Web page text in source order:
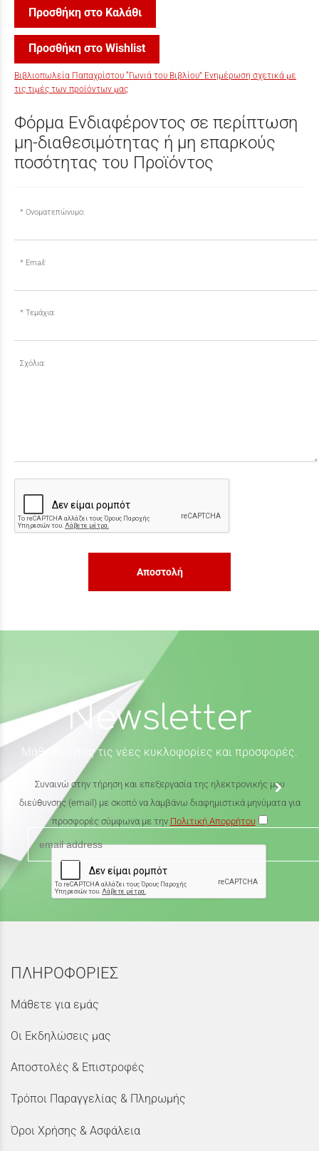
Προσθήκη στο Καλάθι
Προσθήκη στο Wishlist
Βιβλιοπωλεία Παπαχρίστου “Γωνιά του Βιβλίου” Ενημέρωση σχετικά με
τις τιμές των προϊόντων μας
Φόρμα Ενδιαφέροντος σε περίπτωση
μη-διαθεσιμότητας ή μη επαρκούς
ποσότητας του Προϊόντος
Ονοματεπώνυμο:
Email:
Τεμάχια:
Σχόλια:
Αποστολή
Newsletter
Μάθε πρώτος τις νέες κυκλοφορίες και προσφορές.
Συναινώ στην τήρηση και επεξεργασία της ηλεκτρονικής μου
διεύθυνσης (email) με σκοπό να λαμβάνω διαφημιστικά μηνύματα για
προσφορές σύμφωνα με την Πολιτική Απορρήτου
ΠΛΗΡΟΦΟΡΙΕΣ
Μάθετε για εμάς
Οι Εκδηλώσεις μας
Αποστολές & Επιστροφές
Τρόποι Παραγγελίας & Πληρωμής
Όροι Χρήσης & Ασφάλεια